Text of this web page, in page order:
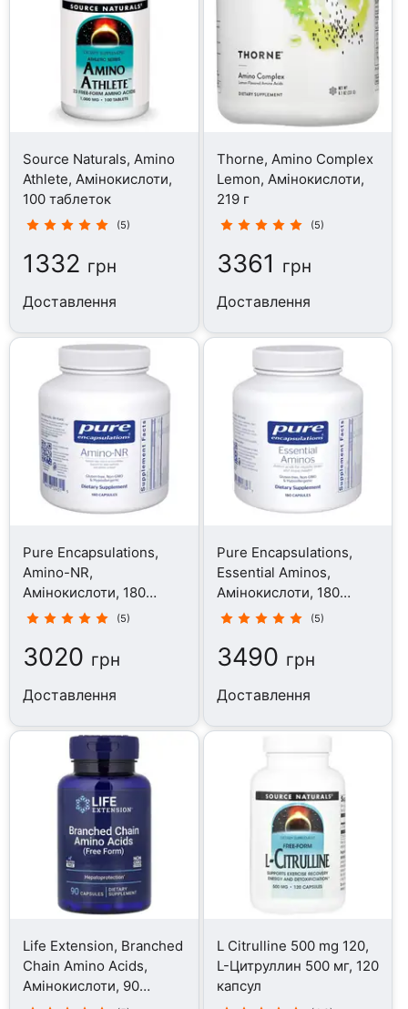
Source Naturals, Amino
Athlete, Амінокислоти,
100 таблеток
(5)
1332 грн
Доставлення
Thorne, Amino Complex
Lemon, Амінокислоти,
219 г
(5)
3361 грн
Доставлення
Pure Encapsulations,
Amino-NR,
Амінокислоти, 180
капсул
(5)
3020 грн
Доставлення
Pure Encapsulations,
Essential Aminos,
Амінокислоти, 180
капсул
(5)
3490 грн
Доставлення
Life Extension, Branched
Chain Amino Acids,
Амінокислоти, 90
L Citrulline 500 mg 120,
L-Цитруллин 500 мг, 120
капсул